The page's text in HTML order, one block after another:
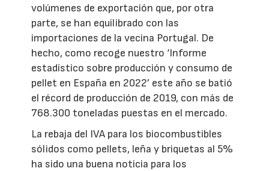
volúmenes de exportación que, por otra
parte, se han equilibrado con las
importaciones de la vecina Portugal. De
hecho, como recoge nuestro ‘Informe
estadístico sobre producción y consumo de
pellet en España en 2022’ este año se batió
el récord de producción de 2019, con más de
768.300 toneladas puestas en el mercado.
La rebaja del IVA para los biocombustibles
sólidos como pellets, leña y briquetas al 5%
ha sido una buena noticia para los